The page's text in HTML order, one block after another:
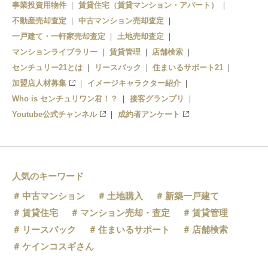
ナゴヤドーム前矢田
大曽根
事業投資用物件
賃貸住宅（賃貸マンション・アパート）
不動産売却査定
中古マンション売却査定
一戸建て・一軒家売却査定
土地売却査定
マンションライブラリー
賃貸管理
店舗検索
センチュリー21とは
リースバック
住まいるサポート21
加盟店人材募集
イメージキャラクター紹介
Who is センチュリワン君！？
接客グランプリ
Youtube公式チャンネル
成約者アンケート
人気のキーワード
中古マンション
土地購入
新築一戸建て
賃貸住宅
マンション売却・査定
賃貸管理
リースバック
住まいるサポート
店舗検索
ケインコスギさん